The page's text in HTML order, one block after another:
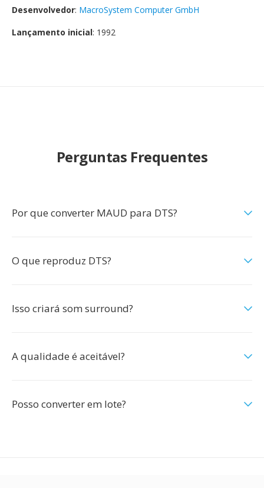
Desenvolvedor: MacroSystem Computer GmbH
Lançamento inicial: 1992
Perguntas Frequentes
Por que converter MAUD para DTS?
O que reproduz DTS?
Isso criará som surround?
A qualidade é aceitável?
Posso converter em lote?